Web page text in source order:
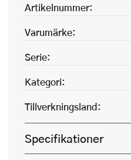
Artikelnummer:
Varumärke:
Serie:
Kategori:
Tillverkningsland:
Specifikationer